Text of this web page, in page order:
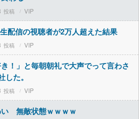
VIP
配信の視聴者が2万人超えた結果
VIP
き！」と毎朝朝礼で大声でって言わさ
した。
VIP
無敵状態ｗｗｗｗ